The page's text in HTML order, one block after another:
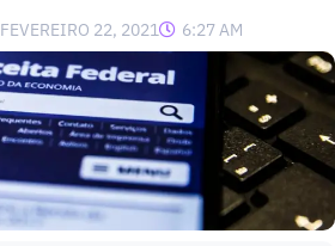
FEVEREIRO 22, 2021 6:27 AM